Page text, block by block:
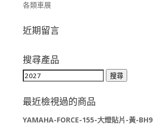
各類車展
近期留言
搜尋產品
搜
關
鍵
字:
搜尋
最近檢視過的商品
YAMAHA-FORCE-155-大燈貼片-黃-BH9